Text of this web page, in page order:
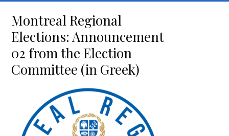
Montreal Regional
Elections: Announcement
02 from the Election
Committee (in Greek)